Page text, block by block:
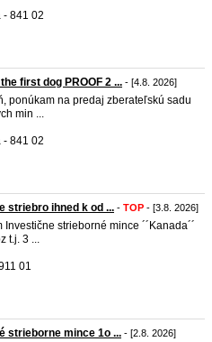
- 841 02
first dog PROOF 2 ... - [4.8. 2026]
ponúkam na predaj zberateľskú sadu
min ...
- 841 02
striebro ihned k od ... - TOP - [3.8. 2026]
Investične strieborné mince ´´Kanada´´
t.j. 3 ...
01
strieborne mince 1o ... - [2.8. 2026]